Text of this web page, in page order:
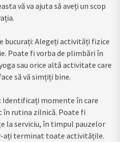
vă va ajuta să aveți un scop
bucurați: Alegeți activități fizice
Poate fi vorba de plimbări în
sau orice altă activitate care
să vă simțiți bine.
momente în care
rutina zilnică. Poate fi
la serviciu, în timpul pauzelor
ați terminat toate activitățile.